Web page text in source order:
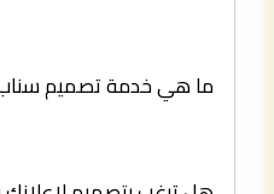
ما هي خدمة تصميم